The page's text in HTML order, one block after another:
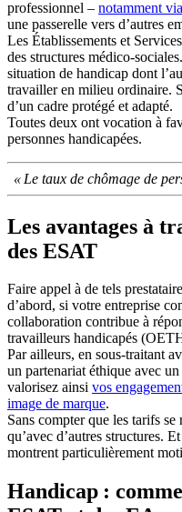
professionnel – notamment
une passerelle vers d’autres
Les Établissements et
des structures médico-
situation de handicap dont
travailler en milieu ordinaire.
d’un cadre protégé et adapté.
Toutes deux ont vocation à
personnes handicapées.
« Le taux de chômage de
Les avantages à
des ESAT
Faire appel à de tels
d’abord, si votre entreprise
collaboration contribue à
travailleurs handicapés
Par ailleurs, en sous-traitant
un partenariat éthique avec
valorisez ainsi vos
image de marque.
Sans compter que les tarifs
qu’avec d’autres structures.
montrent particulièrement
Handicap :